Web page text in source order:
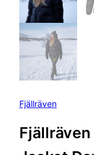
Fjällräven